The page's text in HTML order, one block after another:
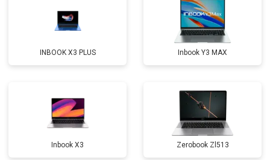
Ремонт петель от 3990 ₽ Заказать
INBOOK X3 PLUS Inbook Y3 MAX
Inbook X3 Zerobook Zl513